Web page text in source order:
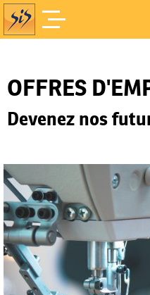
OFFRES
Devenez nos